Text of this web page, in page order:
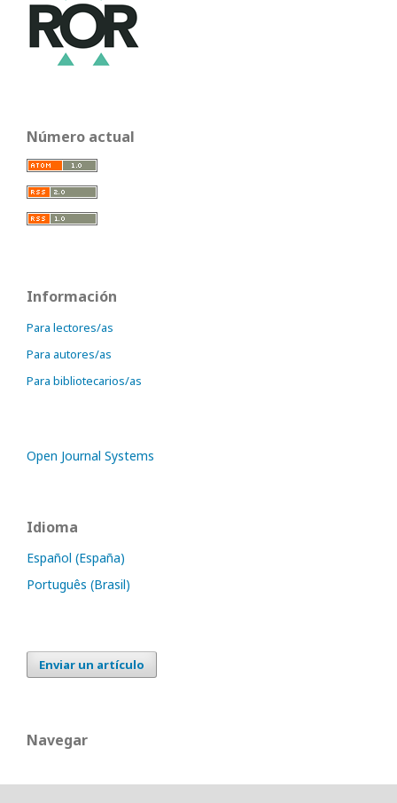
Número actual
Información
Para lectores/as
Para autores/as
Para bibliotecarios/as
Open Journal Systems
Idioma
Español (España)
Português (Brasil)
Enviar un artículo
Navegar